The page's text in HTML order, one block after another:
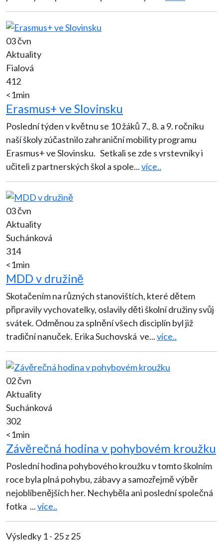
03 čvn
Aktuality
Fialová
412
<1min
Erasmus+ ve Slovinsku
Poslední týden v květnu se 10 žáků 7., 8. a 9. ročníku
naší školy zúčastnilo zahraniční mobility programu
Erasmus+ ve Slovinsku. Setkali se zde s vrstevníky i
učiteli z partnerských škol a spole...více..
03 čvn
Aktuality
Suchánková
314
<1min
MDD v družině
Skotačením na různých stanovištích, které dětem
připravily vychovatelky, oslavily děti školní družiny svůj
svátek. Odměnou za splnění všech disciplín byl již
tradiční nanuček. Erika Suchovská ve...více..
02 čvn
Aktuality
Suchánková
302
<1min
Závěrečná hodina v pohybovém kroužku
Poslední hodina pohybového kroužku v tomto školním
roce byla plná pohybu, zábavy a samozřejmě výběr
nejoblíbenějších her. Nechyběla ani poslední společná
fotka ...více..
Výsledky 1 - 25 z 25